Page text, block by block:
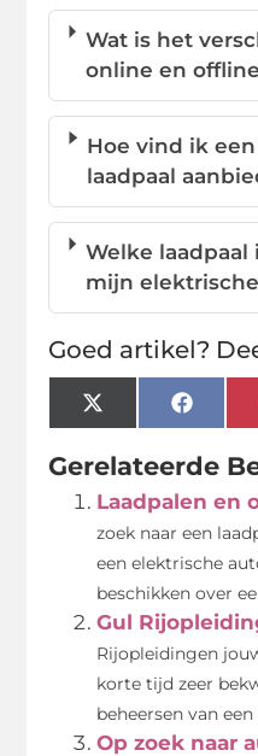
Wat is het
online en
Hoe vind ik
laadpaal
Welke
mijn
Goed artikel?
X
(Twitter)
Gerelateerde
Laadpalen en
zoek naar een
een elektrische
beschikken over
Gul
Rijopleidingen
korte tijd zeer
beheersen van
Op zoek naar